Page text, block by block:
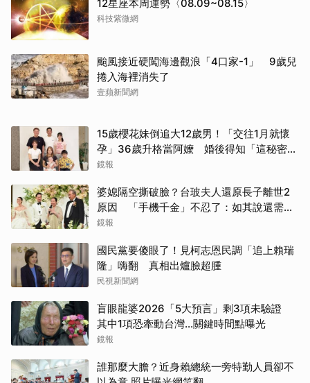
12星座本周運勢〈08.09~08.15〉
科技紫微網
颱風接近硬闖海邊觀浪「4口家-1」 9歲兒
捲入海裡消失了
壹蘋新聞網
15歲櫻花妹倒追大12歲男！「交往1月就懷
孕」36歲升格當阿嬤 婚後得知「這秘密」
傻眼了
鏡報
婆媳隔空撕破臉？台玻夫人還原長子離世2
原因 「手機千金」不忍了：如其說還需要
離開嗎？
鏡報
國民黨要傻眼了！見柯志恩民調「追上賴瑞
隆」嗨翻 真相出爐臉超腫
民視新聞網
盲眼龍婆2026「5大預言」剩3項未驗證
其中1項恐牽動台灣...關鍵時間點曝光
鏡報
誰那麼大膽？近身賴總統一旁特勤人員卻不